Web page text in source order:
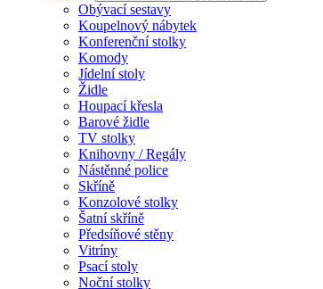
Obývací sestavy
Koupelnový nábytek
Konferenční stolky
Komody
Jídelní stoly
Židle
Houpací křesla
Barové židle
TV stolky
Knihovny / Regály
Nástěnné police
Skříně
Konzolové stolky
Šatní skříně
Předsíňové stěny
Vitríny
Psací stoly
Noční stolky